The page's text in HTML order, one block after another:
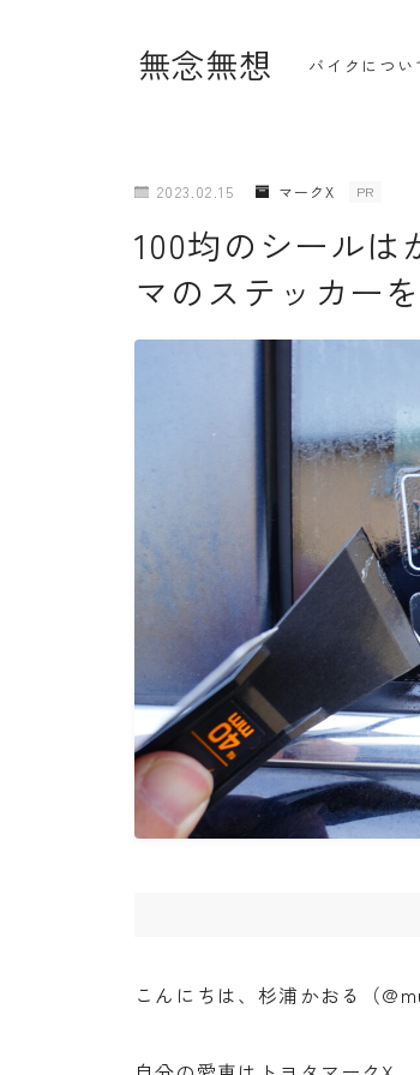
無念無想 バイクにつ
・ホーム
・新着記事一覧
・杉浦かおるのバイク遍歴
・バイクアイテムレビュー
・PCX(JK05）
・W800
・北海道ツーリング
2023.02.15 マークX PR
100均のシールは
マのステッカー
こんにちは、杉浦かおる（